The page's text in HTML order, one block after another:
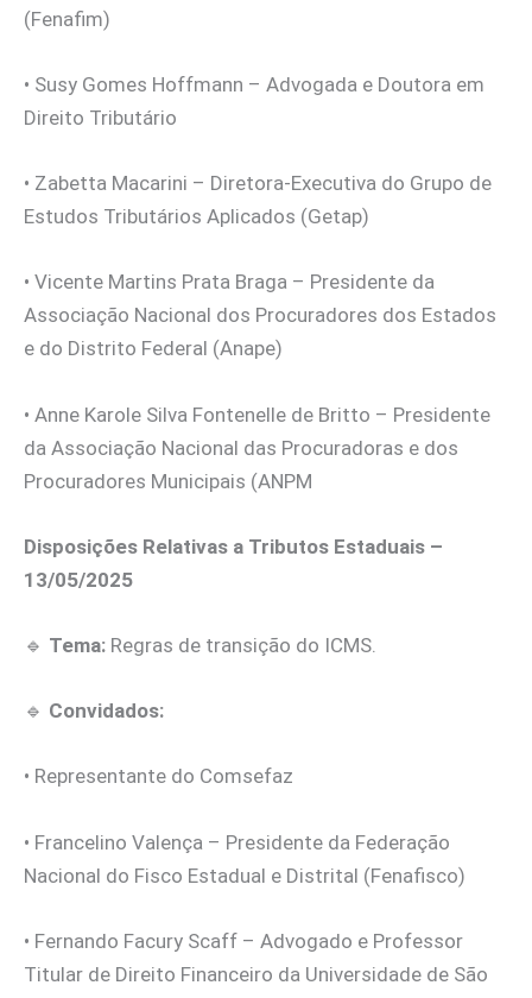
(Fenafim)
• Susy Gomes Hoffmann – Advogada e Doutora em
Direito Tributário
• Zabetta Macarini – Diretora-Executiva do Grupo de
Estudos Tributários Aplicados (Getap)
• Vicente Martins Prata Braga – Presidente da
Associação Nacional dos Procuradores dos Estados
e do Distrito Federal (Anape)
• Anne Karole Silva Fontenelle de Britto – Presidente
da Associação Nacional das Procuradoras e dos
Procuradores Municipais (ANPM
Disposições Relativas a Tributos Estaduais –
13/05/2025
🔹 Tema: Regras de transição do ICMS.
🔹 Convidados:
• Representante do Comsefaz
• Francelino Valença – Presidente da Federação
Nacional do Fisco Estadual e Distrital (Fenafisco)
• Fernando Facury Scaff – Advogado e Professor
Titular de Direito Financeiro da Universidade de São